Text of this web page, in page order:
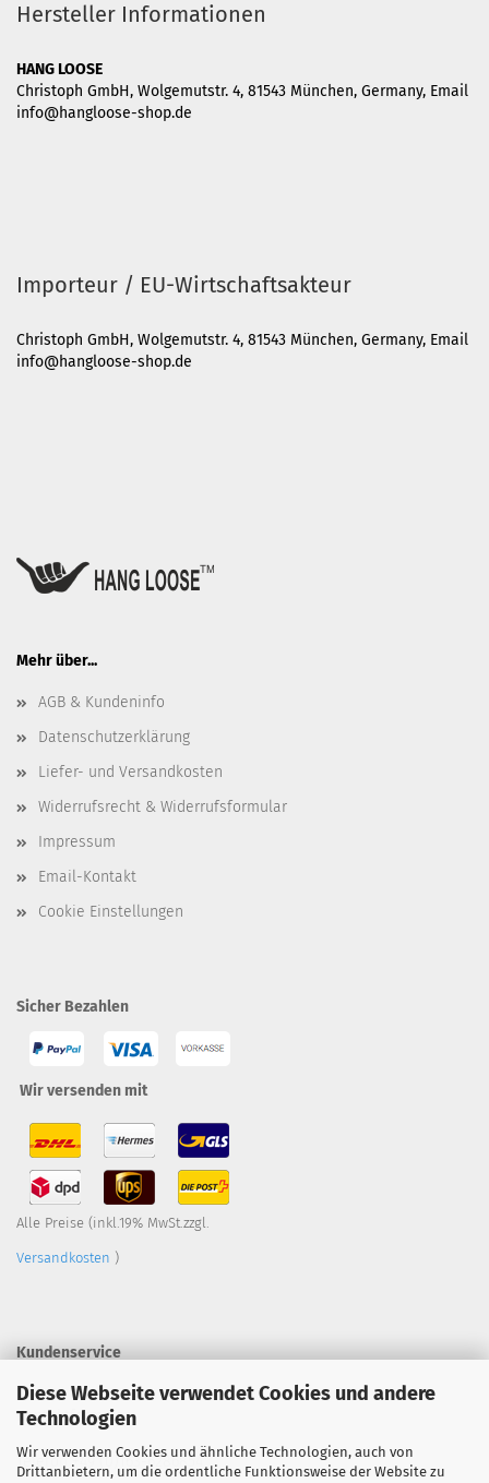
Diese Webseite verwendet Cookies und andere
Technologien
Wir verwenden Cookies und ähnliche Technologien, auch von
Drittanbietern, um die ordentliche Funktionsweise der Website zu
Hersteller Informationen
HANG LOOSE
Christoph GmbH, Wolgemutstr. 4, 81543 München, Germany, Email
info@hangloose-shop.de
Importeur / EU-Wirtschaftsakteur
Christoph GmbH, Wolgemutstr. 4, 81543 München, Germany, Email
info@hangloose-shop.de
Mehr über...
AGB & Kundeninfo
Datenschutzerklärung
Liefer- und Versandkosten
Widerrufsrecht & Widerrufsformular
Impressum
Email-Kontakt
Cookie Einstellungen
Sicher Bezahlen
Wir versenden mit
Alle Preise (inkl.19% MwSt.zzgl.
Versandkosten )
Kundenservice
Kontaktformular
Telefon +49 (0)163-6286854